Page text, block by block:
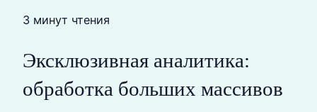
3 минут чтения
Эксклюзивная аналитика:
обработка больших массивов